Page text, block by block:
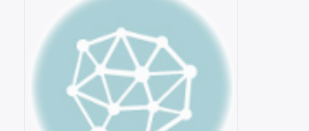
Rechercher